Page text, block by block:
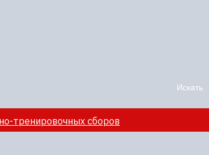
тренировочных сборов